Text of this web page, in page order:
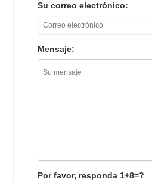
Su correo electrónico:
Mensaje:
Por favor, responda 1+8=?